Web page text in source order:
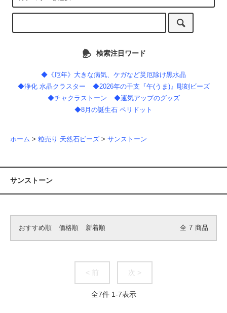
検索注目ワード
◆《厄年》大きな病気、ケガなど災厄除け黒水晶
◆浄化 水晶クラスター
◆2026年の干支『午(うま)』彫刻ビーズ
◆チャクラストーン
◆運気アップのグッズ
◆8月の誕生石 ペリドット
ホーム > 粒売り 天然石ビーズ > サンストーン
サンストーン
おすすめ順 価格順 新着順 全 7 商品
< 前 次 >
全7件 1-7表示